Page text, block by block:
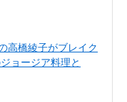
高橋綾子がブレイク
ョージア料理と